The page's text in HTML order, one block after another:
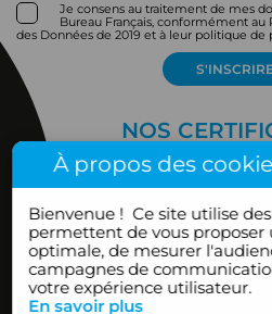
Je consens au traitement de mes
Bureau Français, conformément
des Données de 2019 et à leur politique de
NOS
À propos des
Bienvenue !Ce site utilise
permettent de vous proposer
optimale, de mesurer
campagnes de
votre expérience utilisateur.
En savoir plus